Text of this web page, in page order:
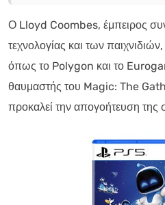
Ο Lloyd Coombes, έμπειρος
τεχνολογίας και των
όπως το Polygon και το
θαυμαστής του Magic: The
προκαλεί την απογοήτευση της